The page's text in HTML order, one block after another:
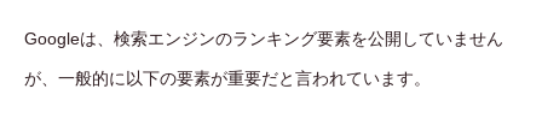
Googleは、検索エンジンのランキング要素を公開していません
が、一般的に以下の要素が重要だと言われています。